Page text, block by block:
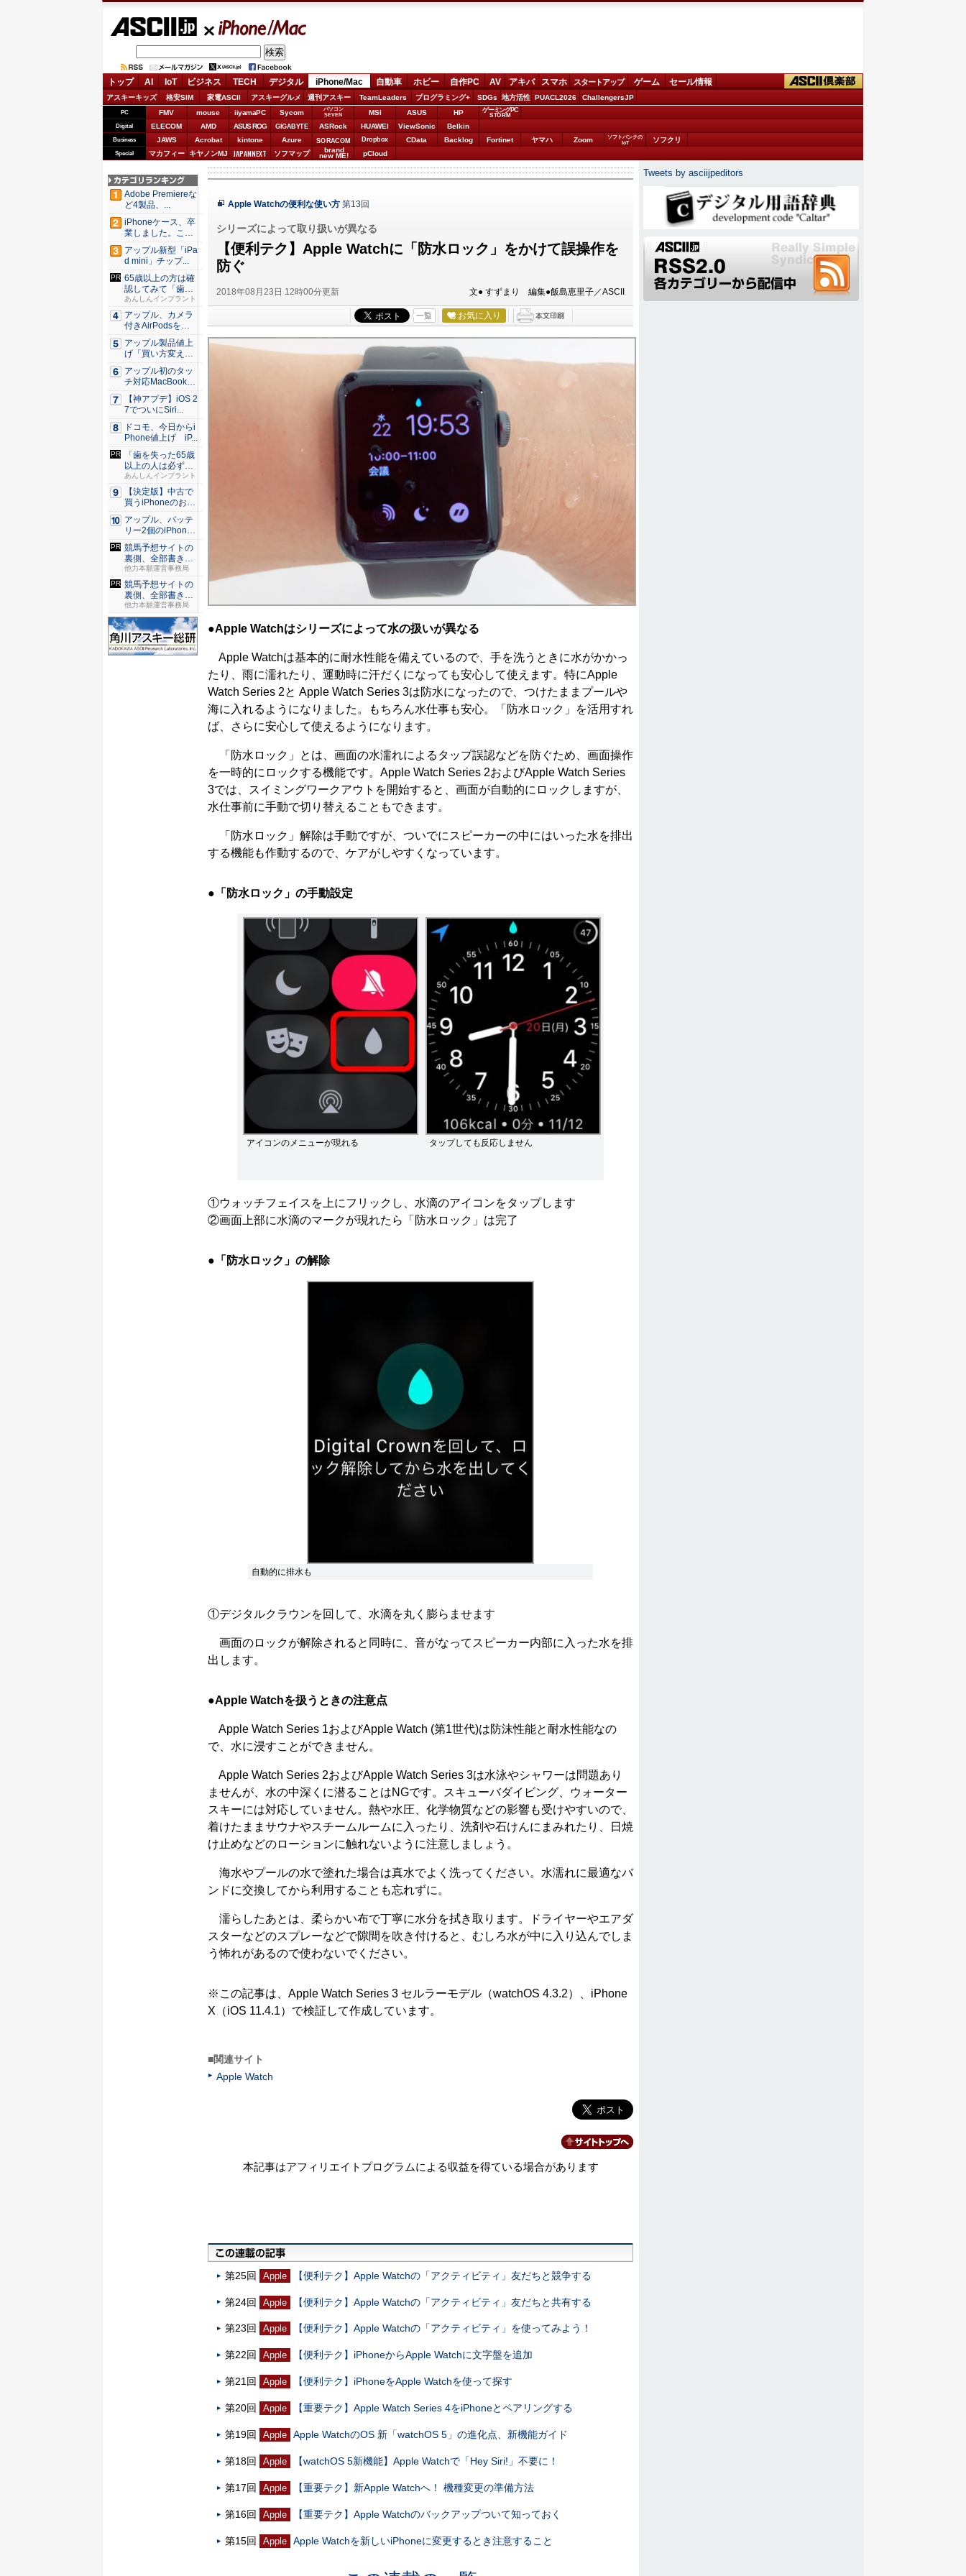
iPhone/Mac
トップ AI IoT ビジネス TECH デジタル iPhone/Mac 自動車 ホビー 自作PC AV アキバ スマホ スタートアップ ゲーム セール情報
アスキーキッズ 格安SIM 家電ASCII アスキーグルメ 週刊アスキー TeamLeaders プログラミング+ SDGs 地方活性 PUACL2026 ChallengersJP
PC FMV mouse iiyamaPC Sycom
パソコン
SEVEN
MSI ASUS HP ゲーミングPC
STORM
Digital ELECOM AMD ASUS ROG GIGABYTE ASRock HUAWEI ViewSonic Belkin
Business JAWS Acrobat kintone Azure SORACOM Dropbox CData Backlog Fortinet ヤマハ Zoom
ソフトバンクの
IoT
ソフクリ
Special マカフィー キヤノンMJ JAPANNEXT ソフマップ brand
new ME! pCloud
Apple Watchの便利な使い方 第13回
シリーズによって取り扱いが異なる
【便利テク】Apple Watchに「防水ロック」をかけて誤操作を
防ぐ
2018年08月23日 12時00分更新 文● すずまり 編集●飯島恵里子／ASCII
一覧 お気に入り
●Apple Watchはシリーズによって水の扱いが異なる
Apple Watchは基本的に耐水性能を備えているので、手を洗うときに水がかかっ
たり、雨に濡れたり、運動時に汗だくになっても安心して使えます。特にApple
Watch Series 2と Apple Watch Series 3は防水になったので、つけたままプールや
海に入れるようになりました。もちろん水仕事も安心。「防水ロック」を活用すれ
ば、さらに安心して使えるようになります。
「防水ロック」とは、画面の水濡れによるタップ誤認などを防ぐため、画面操作
を一時的にロックする機能です。Apple Watch Series 2およびApple Watch Series
3では、スイミングワークアウトを開始すると、画面が自動的にロックしますが、
水仕事前に手動で切り替えることもできます。
「防水ロック」解除は手動ですが、ついでにスピーカーの中にはいった水を排出
する機能も作動するので、ケアがしやすくなっています。
●「防水ロック」の手動設定
アイコンのメニューが現れる タップしても反応しません
①ウォッチフェイスを上にフリックし、水滴のアイコンをタップします
②画面上部に水滴のマークが現れたら「防水ロック」は完了
●「防水ロック」の解除
自動的に排水も
①デジタルクラウンを回して、水滴を丸く膨らませます
画面のロックが解除されると同時に、音がなってスピーカー内部に入った水を排
出します。
●Apple Watchを扱うときの注意点
Apple Watch Series 1およびApple Watch (第1世代)は防沫性能と耐水性能なの
で、水に浸すことができません。
Apple Watch Series 2およびApple Watch Series 3は水泳やシャワーは問題あり
ませんが、水の中深くに潜ることはNGです。スキューバダイビング、ウォーター
スキーには対応していません。熱や水圧、化学物質などの影響も受けやすいので、
着けたままサウナやスチームルームに入ったり、洗剤や石けんにまみれたり、日焼
け止めなどのローションに触れないように注意しましょう。
海水やプールの水で塗れた場合は真水でよく洗ってください。水濡れに最適なバ
ンドに交換してから利用することも忘れずに。
濡らしたあとは、柔らかい布で丁寧に水分を拭き取ります。ドライヤーやエアダ
スターなどのスプレーなどで隙間を吹き付けると、むしろ水が中に入り込んでしま
う怖れがあるので使わないでください。
※この記事は、Apple Watch Series 3 セルラーモデル（watchOS 4.3.2）、iPhone
X（iOS 11.4.1）で検証して作成しています。
■関連サイト
Apple Watch
本記事はアフィリエイトプログラムによる収益を得ている場合があります
第25回 Apple 【便利テク】Apple Watchの「アクティビティ」友だちと競争する
第24回 Apple 【便利テク】Apple Watchの「アクティビティ」友だちと共有する
第23回 Apple 【便利テク】Apple Watchの「アクティビティ」を使ってみよう！
第22回 Apple 【便利テク】iPhoneからApple Watchに文字盤を追加
第21回 Apple 【便利テク】iPhoneをApple Watchを使って探す
第20回 Apple 【重要テク】Apple Watch Series 4をiPhoneとペアリングする
第19回 Apple Apple WatchのOS 新「watchOS 5」の進化点、新機能ガイド
第18回 Apple 【watchOS 5新機能】Apple Watchで「Hey Siri!」不要に！
第17回 Apple 【重要テク】新Apple Watchへ！ 機種変更の準備方法
第16回 Apple 【重要テク】Apple Watchのバックアップついて知っておく
第15回 Apple Apple Watchを新しいiPhoneに変更するとき注意すること
Adobe Premiereな
ど4製品、...
iPhoneケース、卒
業しました。これ
か...
アップル新型「iPa
d mini」チップ...
65歳以上の方は確
認してみて「歯を
抜いた...
あんしんインプラント
アップル、カメラ
付きAirPodsを年
内...
アップル製品値上
げ「買い方変え
る」9割超...
アップル初のタッ
チ対応MacBook、
早...
【神アプデ】iOS 2
7でついにSiri...
ドコモ、今日からi
Phone値上げ iP...
「歯を失った65歳
以上の人は必ずや
って」...
あんしんインプラント
【決定版】中古で
買うiPhoneのおす
す...
アップル、バッテ
リー2個のiPhone
準...
競馬予想サイトの
裏側、全部書きま
した。 ...
他力本願運営事務局
競馬予想サイトの
裏側、全部書きま
した。 ...
他力本願運営事務局
Tweets by asciijpeditors